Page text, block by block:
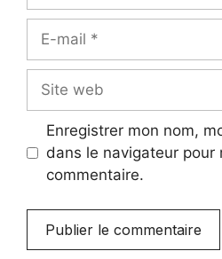
Site
web
Enregistrer mon nom,
dans le navigateur pour
commentaire.